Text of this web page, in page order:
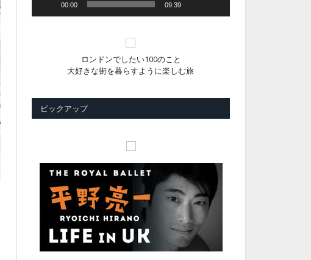
00:00 09:39
ロンドンでしたい100のこと
大好きな街を暮らすように楽しむ旅
ピックアップ